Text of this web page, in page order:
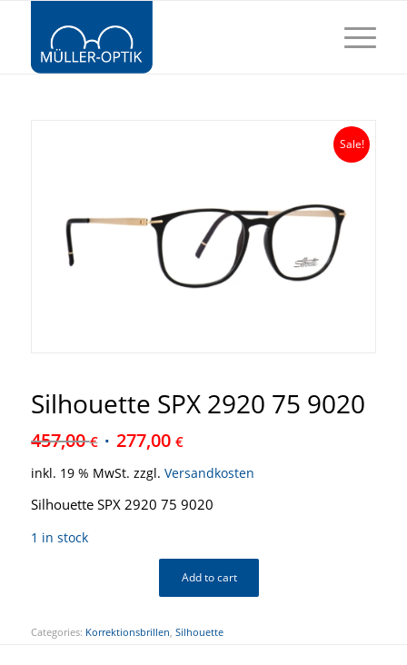
Sale!
Silhouette SPX 2920 75 9020
457,00€ 277,00 €
inkl. 19 % MwSt. zzgl. Versandkosten
Silhouette SPX 2920 75 9020
1 in stock
Add to cart
Categories: Korrektionsbrillen Silhouette